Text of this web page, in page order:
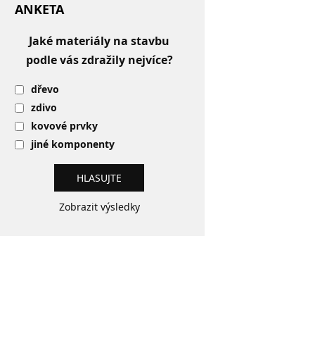
ANKETA
Jaké materiály na stavbu
podle vás zdražily nejvíce?
dřevo
zdivo
kovové prvky
jiné komponenty
Zobrazit výsledky